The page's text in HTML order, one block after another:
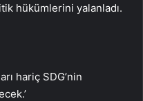
hükümlerini yalanladı.
hariç SDG’nin